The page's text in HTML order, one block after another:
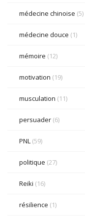
médecine chinoise (5)
médecine douce (1)
mémoire (12)
motivation (19)
musculation (11)
persuader (6)
PNL (59)
politique (27)
Reiki (16)
résilience (1)